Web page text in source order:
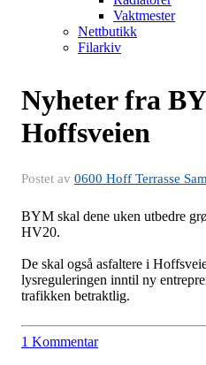
Vaktmester
Nettbutikk
Filarkiv
Nyheter fra
Hoffsveien
Postet av 0600 Hoff Terrasse
BYM skal dene uken utbedre
HV20.
De skal også asfaltere i
lysreguleringen inntil ny
trafikken betraktlig.
1 Kommentar